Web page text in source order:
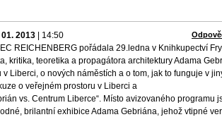
01. 2013 14:50
REICHENBERG pořádala 29.ledna v Knihkupectví
kritika, teoretika a propagátora architektury Adama
Liberci, o nových náměstích a o tom, jak to funguje v
o veřejném prostoru v Liberci a
vs. Centrum Liberce“. Místo avizovaného programu
brilantní exhibice Adama Gebriána, jehož vtipné